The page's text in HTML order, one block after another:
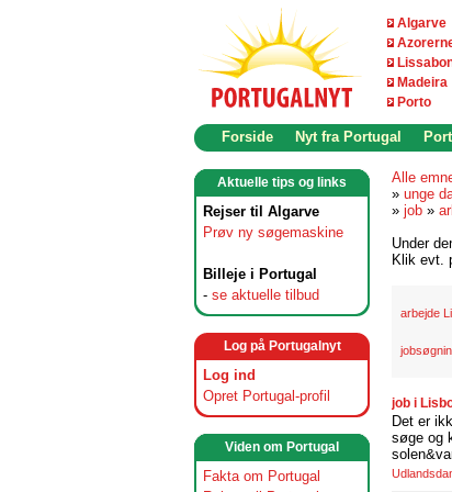
Algarve
Madeira
Porto
Forside Nyt fra Portugal
Aktuelle tips og links
Rejser til Algarve
Prøv ny søgemaskine
Billeje i Portugal
- se aktuelle tilbud
Log på Portugalnyt
Log ind
Opret Portugal-profil
Viden om Portugal
Fakta om Portugal
Alle
» unge
» job »
Under
Klik evt.
arbejde
job i
Det er
søge og